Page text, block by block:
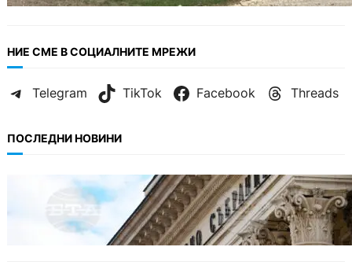
НИЕ СМЕ В СОЦИАЛНИТЕ МРЕЖИ
Telegram TikTok Facebook Threads
ПОСЛЕДНИ НОВИНИ
БЕЗ КАТЕГОРИЯ
Дрон се взриви край Кардам: България
търси отговори за произхода му.